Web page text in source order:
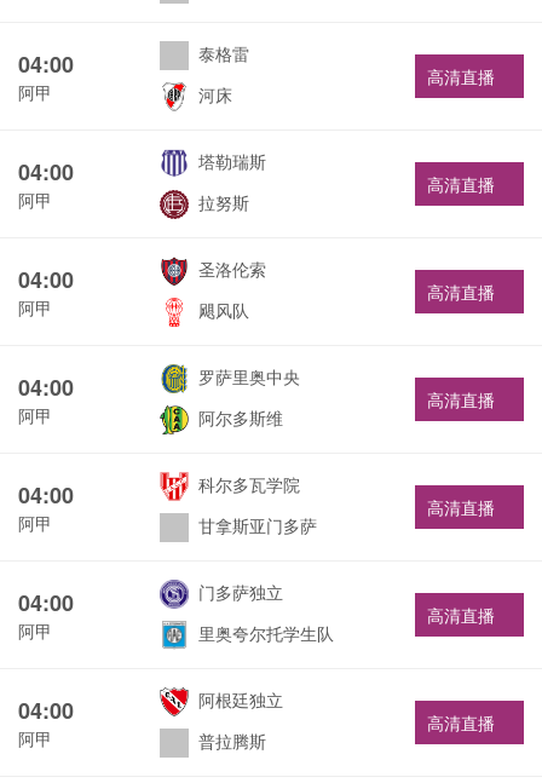
04:00
阿甲
泰格雷
河床
高清直播
04:00
阿甲
塔勒瑞斯
拉努斯
高清直播
04:00
阿甲
圣洛伦索
飓风队
高清直播
04:00
阿甲
罗萨里奥中央
阿尔多斯维
高清直播
04:00
阿甲
科尔多瓦学院
甘拿斯亚门多萨
高清直播
04:00
阿甲
门多萨独立
里奥夸尔托学生队
高清直播
04:00
阿甲
阿根廷独立
普拉腾斯
高清直播